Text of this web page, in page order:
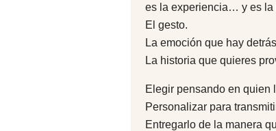
es la experiencia… y es la
El gesto.
La emoción que hay
La historia que quieres
Elegir pensando en quien
Personalizar para
Entregarlo de la manera